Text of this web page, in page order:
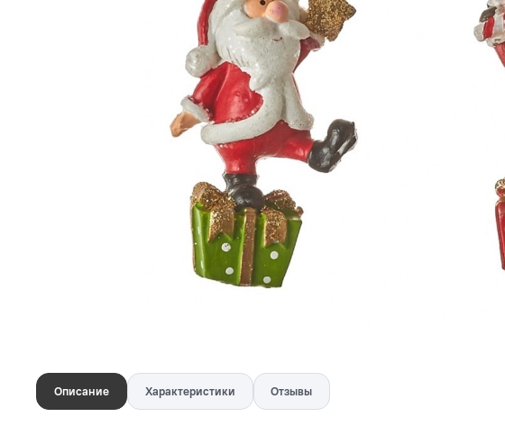
Описание Характеристики Отзывы